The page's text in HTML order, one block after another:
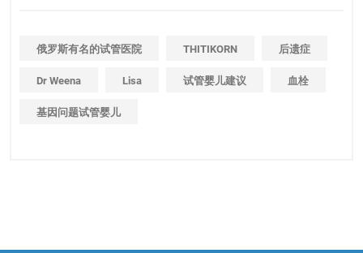
俄罗斯有名的试管医院 THITIKORN 后遗症
Dr Weena Lisa 试管婴儿建议 血栓
基因问题试管婴儿